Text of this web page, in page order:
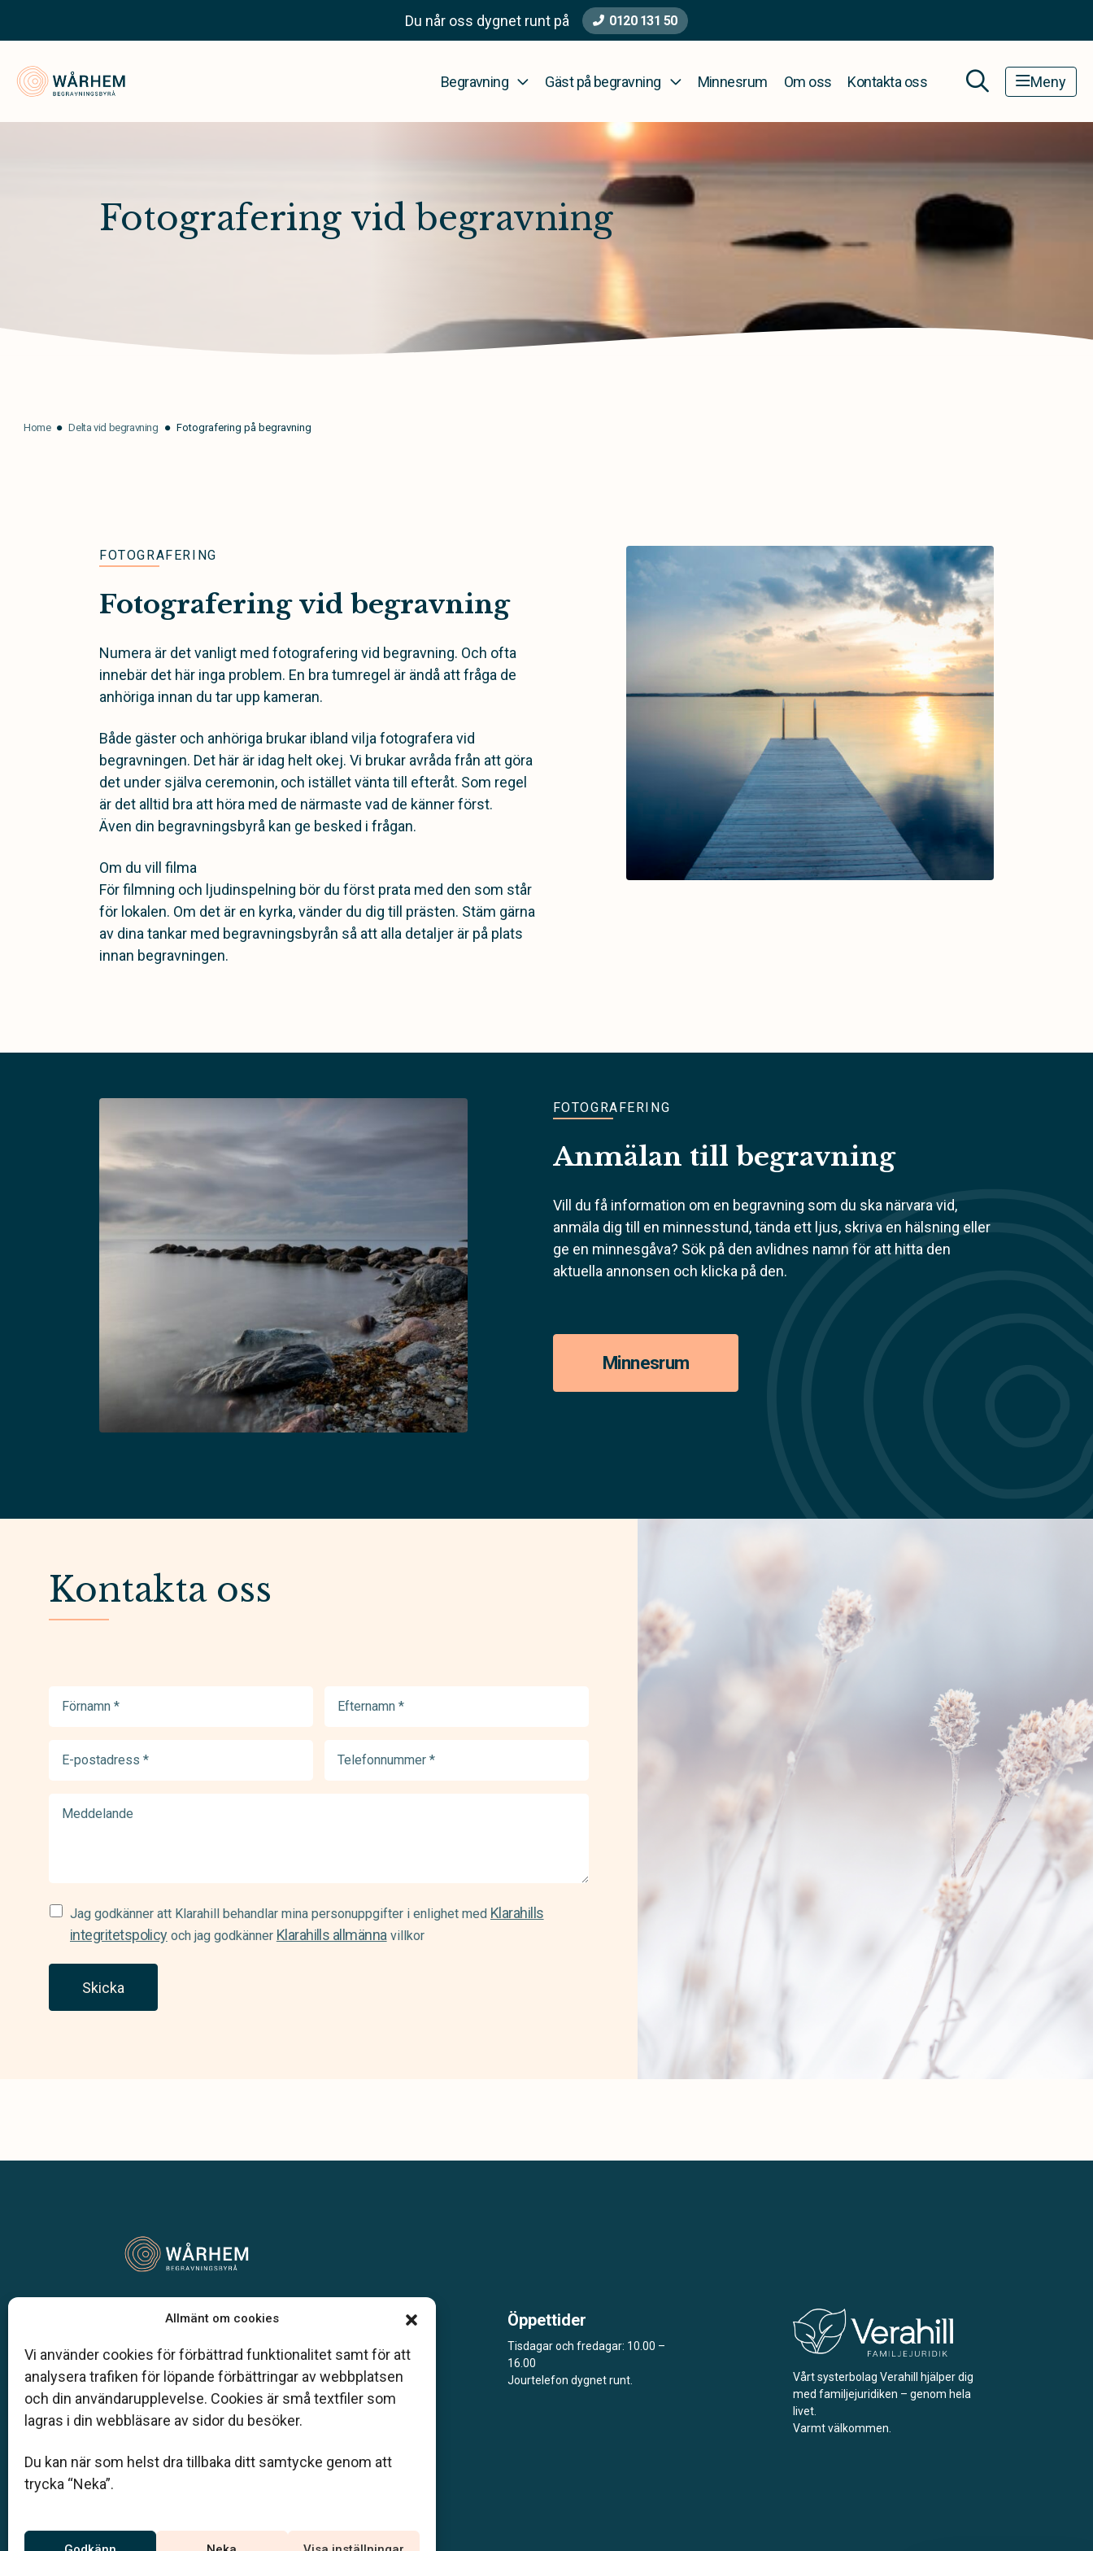
Allmänt om cookies
Vi använder cookies för förbättrad funktionalitet samt för att
analysera trafiken för löpande förbättringar av webbplatsen
och din användarupplevelse. Cookies är små textfiler som
lagras i din webbläsare av sidor du besöker.
Du kan när som helst dra tillbaka ditt samtycke genom att
trycka “Neka”.
Du når oss dygnet runt på 0120 131 50
Begravning Gäst på begravning Minnesrum Om oss Kontakta oss Meny
Fotografering vid begravning
Home Delta vid begravning Fotografering på begravning
FOTOGRAFERING
Fotografering vid begravning
Numera är det vanligt med fotografering vid begravning. Och ofta
innebär det här inga problem. En bra tumregel är ändå att fråga de
anhöriga innan du tar upp kameran.
Både gäster och anhöriga brukar ibland vilja fotografera vid
begravningen. Det här är idag helt okej. Vi brukar avråda från att göra
det under själva ceremonin, och istället vänta till efteråt. Som regel
är det alltid bra att höra med de närmaste vad de känner först.
Även din begravningsbyrå kan ge besked i frågan.
Om du vill filma
För filmning och ljudinspelning bör du först prata med den som står
för lokalen. Om det är en kyrka, vänder du dig till prästen. Stäm gärna
av dina tankar med begravningsbyrån så att alla detaljer är på plats
innan begravningen.
FOTOGRAFERING
Anmälan till begravning
Vill du få information om en begravning som du ska närvara vid,
anmäla dig till en minnesstund, tända ett ljus, skriva en hälsning eller
ge en minnesgåva? Sök på den avlidnes namn för att hitta den
aktuella annonsen och klicka på den.
Minnesrum
Kontakta oss
postadress
Samtycke
(Required)
Jag godkänner att Klarahill behandlar mina personuppgifter i enlighet med Klarahills
integritetspolicyoch jag godkänner Klarahills allmännavillkor
Skicka
Vår begravningsbyrå är en del av Klarahill.
auktoriserade inom Sveriges begravningsbyråers
förbund (SBF). Det personliga är centralt för oss, både
när det gäller bemötande och när vi utformar
skräddarsydda personliga begravningar.
info@warhem.se
Jourtelefon
Öppettider
Tisdagar och fredagar: 10.00 –
16.00
Jourtelefon dygnet runt.
Vårt systerbolag Verahill hjälper dig
med familjejuridiken – genom hela
livet.
Varmt välkommen.